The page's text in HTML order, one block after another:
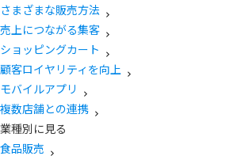
さまざまな販売方法
売上につながる集客
ショッピングカート
顧客ロイヤリティを向上
モバイルアプリ
複数店舗との連携
業種別に見る
食品販売